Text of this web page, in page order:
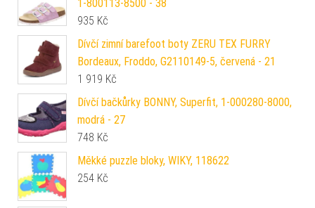
1-800113-8500 - 38
935 Kč
Dívčí zimní barefoot boty ZERU TEX FURRY
Bordeaux, Froddo, G2110149-5, červená - 21
1 919 Kč
Dívčí bačkůrky BONNY, Superfit, 1-000280-8000,
modrá - 27
748 Kč
Měkké puzzle bloky, WIKY, 118622
254 Kč